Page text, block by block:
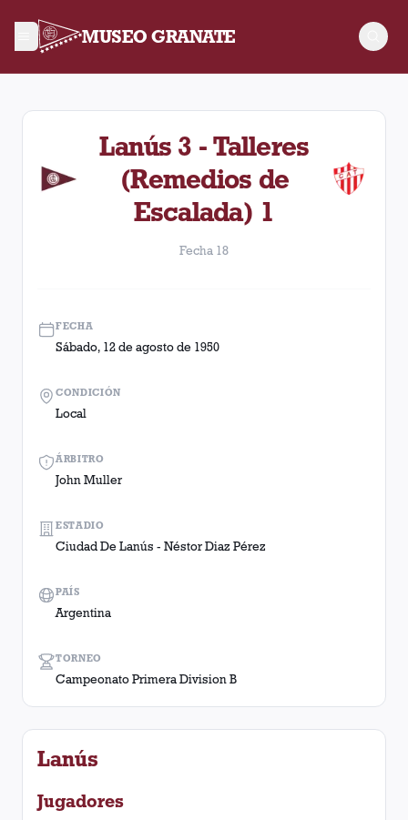
MUSEO GRANATE
Fecha 18. Partido entre Lanús y Talleres (Remedios de
Lanús 3 - Talleres
(Remedios de
Escalada) 1
Fecha 18
FECHA
Sábado, 12 de agosto de 1950
ÁRBITRO
John Muller
TORNEO
Campeonato Primera Division B
CONDICIÓN
Local
ESTADIO
Ciudad De Lanús - Néstor Diaz Pérez
PAÍS
Argentina
Lanús
Jugadores